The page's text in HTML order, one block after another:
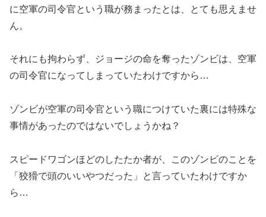
に空軍の司令官という職が務まったとは、とても思えませ
ん。
それにも拘わらず、ジョージの命を奪ったゾンビは、空軍
の司令官になってしまっていたわけですから…
ゾンビが空軍の司令官という職につけていた裏には特殊な
事情があったのではないでしょうかね？
スピードワゴンほどのしたたか者が、このゾンビのことを
「狡猾で頭のいいやつだった」と言っていたわけですか
ら…